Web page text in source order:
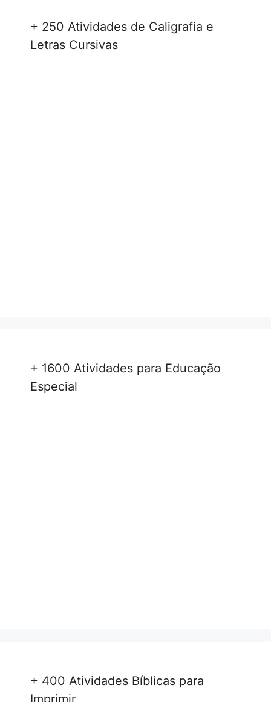
+ 250 Atividades de Caligrafia e
Letras Cursivas
+ 1600 Atividades para Educação
Especial
+ 400 Atividades Bíblicas para
Imprimir